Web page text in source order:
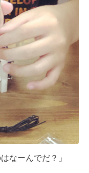
なーんでだ？」